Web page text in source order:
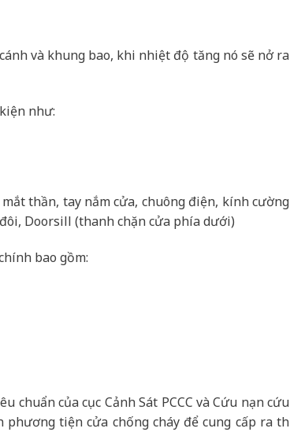
và khung bao, khi nhiệt độ tăng nó sẽ nở ra
như:
thần, tay nắm cửa, chuông điện, kính cường
Doorsill (thanh chặn cửa phía dưới)
bao gồm:
chuẩn của cục Cảnh Sát PCCC và Cứu nạn cứu
tiện cửa chống cháy để cung cấp ra thị